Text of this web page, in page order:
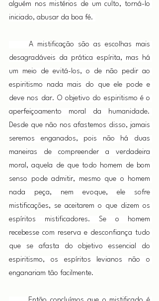
alguém nos mistérios de um culto, torná-lo
iniciado, abusar da boa fé.
A mistificação são as escolhas mais
desagradáveis da prática espírita, mas há
um meio de evitá-los, o de não pedir ao
espiritismo nada mais do que ele pode e
deve nos dar. O objetivo do espiritismo é o
aperfeiçoamento moral da humanidade.
Desde que não nos afastemos disso, jamais
seremos enganados, pois não há duas
maneiras de compreender a verdadeira
moral, aquela de que todo homem de bom
senso pode admitir, mesmo que o homem
nada peça, nem evoque, ele sofre
mistificações, se aceitarem o que dizem os
espíritos mistificadores. Se o homem
recebesse com reserva e desconfiança tudo
que se afasta do objetivo essencial do
espiritismo, os espíritos levianos não o
enganariam tão facilmente.